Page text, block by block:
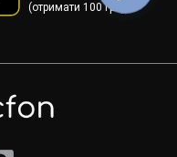
(отримати 100 грн)